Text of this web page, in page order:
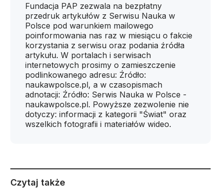
Fundacja PAP zezwala na bezpłatny
przedruk artykułów z Serwisu Nauka w
Polsce pod warunkiem mailowego
poinformowania nas raz w miesiącu o fakcie
korzystania z serwisu oraz podania źródła
artykułu. W portalach i serwisach
internetowych prosimy o zamieszczenie
podlinkowanego adresu: Źródło:
naukawpolsce.pl, a w czasopismach
adnotacji: Źródło: Serwis Nauka w Polsce -
naukawpolsce.pl. Powyższe zezwolenie nie
dotyczy: informacji z kategorii "Świat" oraz
wszelkich fotografii i materiałów wideo.
Czytaj także